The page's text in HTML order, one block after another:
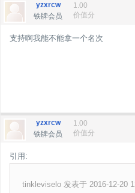
yzxrcw
铁牌会员
1.00
价值分
支持啊我能不能拿一个名次
yzxrcw
铁牌会员
1.00
价值分
引用:
tinkleviselo 发表于 2016-12-20